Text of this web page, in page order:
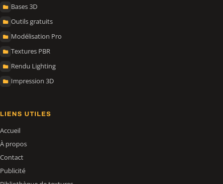
Bases 3D
Outils gratuits
Modélisation Pro
Textures PBR
Rendu Lighting
Impression 3D
LIENS UTILES
Accueil
À propos
Contact
Publicité